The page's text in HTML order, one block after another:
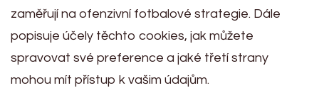
zaměřují na ofenzivní fotbalové strategie. Dále
popisuje účely těchto cookies, jak můžete
spravovat své preference a jaké třetí strany
mohou mít přístup k vašim údajům.